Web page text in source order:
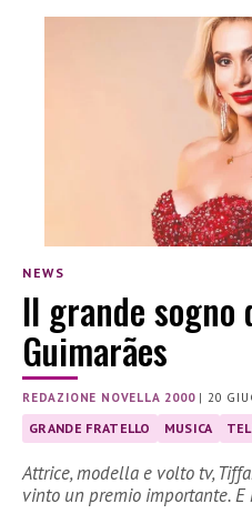
NEWS
Il grande sogno
Guimarães
REDAZIONE NOVELLA 2000|20
GRANDE FRATELLO MUSICA
Attrice, modella e volto tv,
vinto un premio importante.